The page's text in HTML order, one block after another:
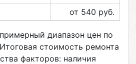
от 540 руб.
диапазон цен по
стоимость ремонта
факторов: наличия